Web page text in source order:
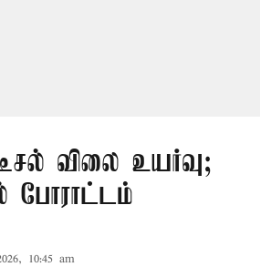
விலை உயர்வு;
போராட்டம்
10:45 am